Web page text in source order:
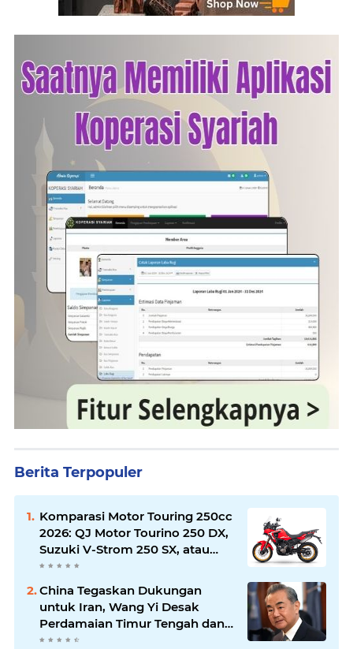
Berita Terpopuler
Komparasi Motor Touring 250cc
2026: QJ Motor Tourino 250 DX,
Suzuki V-Strom 250 SX, atau
Kawasaki Versys-X 250?
China Tegaskan Dukungan
untuk Iran, Wang Yi Desak
Perdamaian Timur Tengah dan
Soroti Ketegangan dengan AS